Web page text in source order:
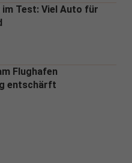
im Test: Viel Auto für
Flughafen
entschärft